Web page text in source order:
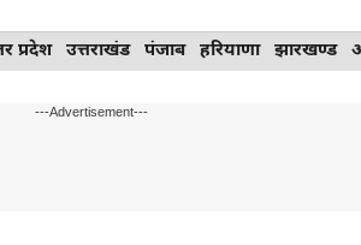
प्रदेश उत्तराखंड पंजाब हरियाणा झारखण्ड
---Advertisement---